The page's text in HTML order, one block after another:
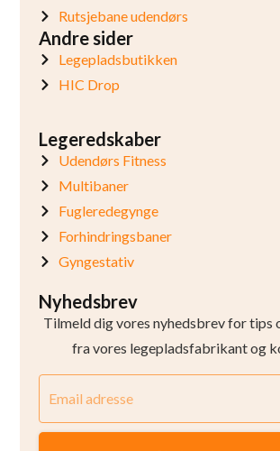
Rutsjebane udendørs
Andre sider
Legepladsbutikken
HIC Drop
Legeredskaber
Udendørs Fitness
Multibaner
Fugleredegynge
Forhindringsbaner
Gyngestativ
Nyhedsbrev
Tilmeld dig vores nyhedsbrev for tips
fra vores legepladsfabrikant og